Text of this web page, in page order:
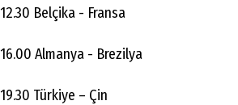
12.30 Belçika - Fransa
16.00 Almanya - Brezilya
19.30 Türkiye – Çin